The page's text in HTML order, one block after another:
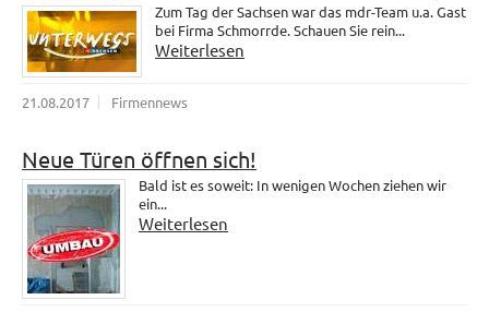
Zum Tag der Sachsen war das mdr-Team u.a. Gast
bei Firma Schmorrde. Schauen Sie rein...
Weiterlesen
21.08.2017 Firmennews
Neue Türen öffnen sich!
Bald ist es soweit: In wenigen Wochen ziehen wir
ein...
Weiterlesen